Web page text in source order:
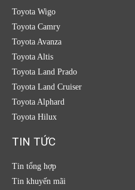
Toyota Wigo
Toyota Camry
Toyota Avanza
Toyota Altis
Toyota Land Prado
Toyota Land Cruiser
Toyota Alphard
Toyota Hilux
TIN TỨC
Tin tổng hợp
Tin khuyến mãi